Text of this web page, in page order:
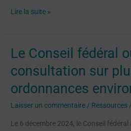
Lire la suite »
Le Conseil fédéral
consultation sur
ordonnances
Laisser un commentaire / Ressources /
Le 6 décembre 2024, le Conseil
Le
fédéral
ouvre
une
sur